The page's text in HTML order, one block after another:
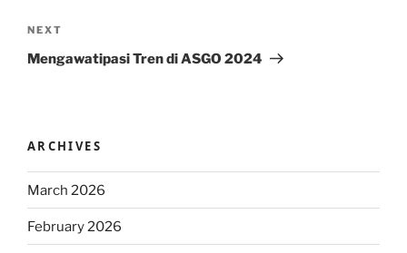
Next
Post
NEXT
Mengawatipasi Tren di ASGO 2024
ARCHIVES
March 2026
February 2026